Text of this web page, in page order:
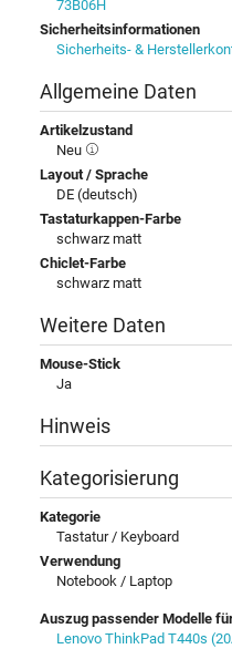
73B06H
Sicherheitsinformationen
Sicherheits- &
Allgemeine Daten
Artikelzustand
Neu
Layout / Sprache
DE (deutsch)
Tastaturkappen-Farbe
schwarz matt
Chiclet-Farbe
schwarz matt
Weitere Daten
Mouse-Stick
Ja
Hinweis
Kategorisierung
Kategorie
Tastatur / Keyboard
Verwendung
Notebook / Laptop
Auszug passender Modelle
Lenovo ThinkPad T440s